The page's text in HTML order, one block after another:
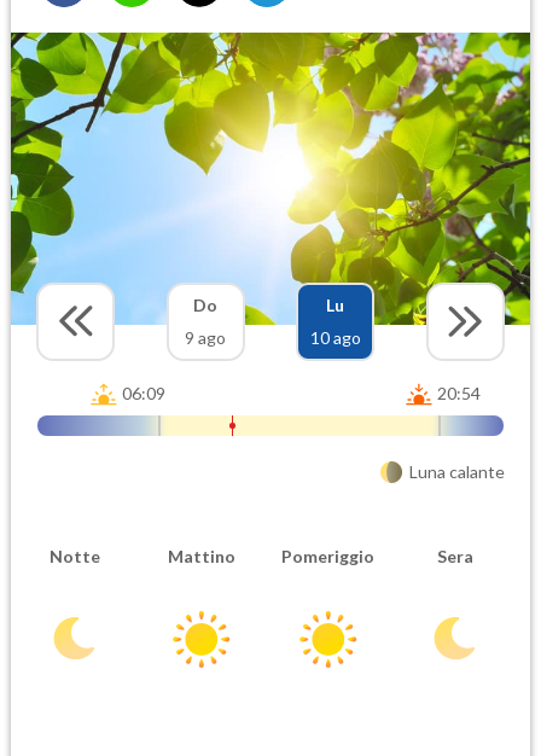
Do
9 ago
Lu
10 ago
06:09 20:54
Luna calante
Notte Mattino Pomeriggio Sera